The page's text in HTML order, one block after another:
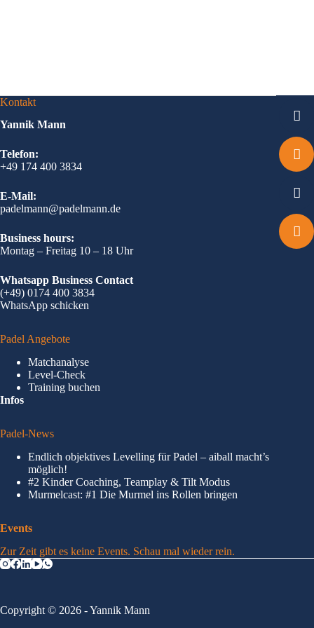
Kontakt
Yannik Mann
Telefon:
+49 174 400 3834
E-Mail:
padelmann@padelmann.de
Business hours:
Montag – Freitag 10 – 18 Uhr
Whatsapp Business Contact
(+49) 0174 400 3834
WhatsApp schicken
Padel Angebote
Matchanalyse
Level-Check
Training buchen
Infos
Padel-News
Endlich objektives Levelling für Padel – aiball macht’s
möglich!
#2 Kinder Coaching, Teamplay & Tilt Modus
Murmelcast: #1 Die Murmel ins Rollen bringen
Events
Zur Zeit gibt es keine Events. Schau mal wieder rein.
Copyright © 2026 - Yannik Mann